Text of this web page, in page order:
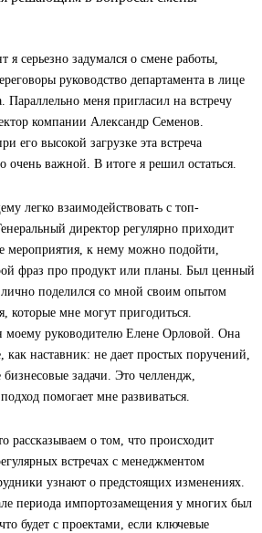
я серьезно задумался о смене работы,
руководство департамента в лице
Параллельно меня пригласил на встречу
компании Александр Семенов.
его высокой загрузке эта встреча
очень важной. В итоге я решил остаться.
легко взаимодействовать с топ-
директор регулярно приходит
мероприятия, к нему можно подойти,
фраз про продукт или планы. Был ценный
поделился со мной своим опытом
которые мне могут пригодиться.
моему руководителю Елене Орловой. Она
как наставник: не дает простых поручений,
задачи. Это челлендж,
помогает мне развиваться.
рассказываем о том, что происходит
встречах с менеджментом
узнают о предстоящих изменениях.
периода импортозамещения у многих был
будет с проектами, если ключевые